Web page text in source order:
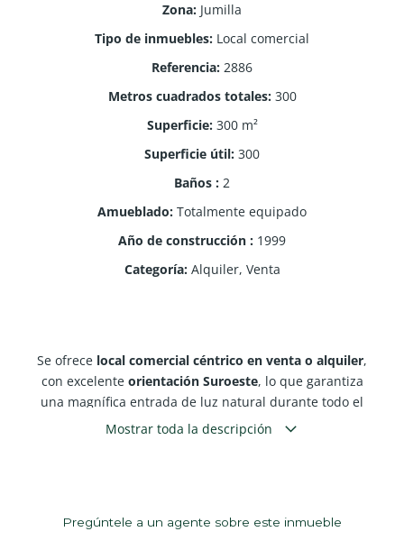
Zona: Jumilla
Tipo de inmuebles: Local comercial
Referencia: 2886
Metros cuadrados totales: 300
Superficie: 300 m²
Superficie útil: 300
Baños : 2
Amueblado: Totalmente equipado
Año de construcción : 1999
Categoría: Alquiler, Venta
Se ofrece local comercial céntrico en venta o alquiler,
con excelente orientación Suroeste, lo que garantiza
una magnífica entrada de luz natural durante todo el
día.
restaurante de forma inmediata.
Mostrar toda la descripción
Pregúntele a un agente sobre este inmueble